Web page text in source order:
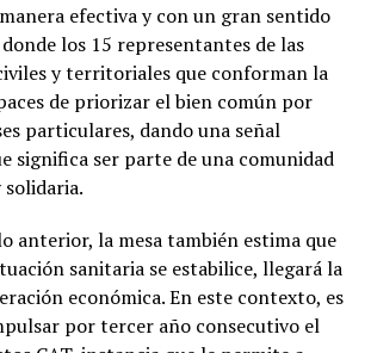
efectiva y con un gran sentido
los 15 representantes de las
y territoriales que conforman la
de priorizar el bien común por
particulares, dando una señal
significa ser parte de una comunidad
anterior, la mesa también estima que
sanitaria se estabilice, llegará la
económica. En este contexto, es
por tercer año consecutivo el